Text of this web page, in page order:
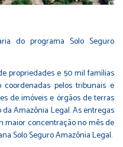
do programa Solo Seguro
propriedades e 50 mil famílias
pelos tribunais e
de imóveis e órgãos de terras
Amazônia Legal. As entregas
maior concentração no mês de
Solo Seguro Amazônia Legal.